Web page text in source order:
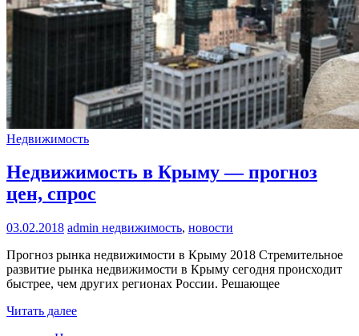
Недвижимость
Недвижимость в Крыму — прогноз
цен, спрос
03.02.2018 admin недвижимость, новости
Прогноз рынка недвижимости в Крыму 2018 Стремительное
развитие рынка недвижимости в Крыму сегодня происходит
быстрее, чем других регионах России. Решающее
Читать далее